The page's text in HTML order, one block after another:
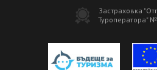
Застраховка
Туроператора"